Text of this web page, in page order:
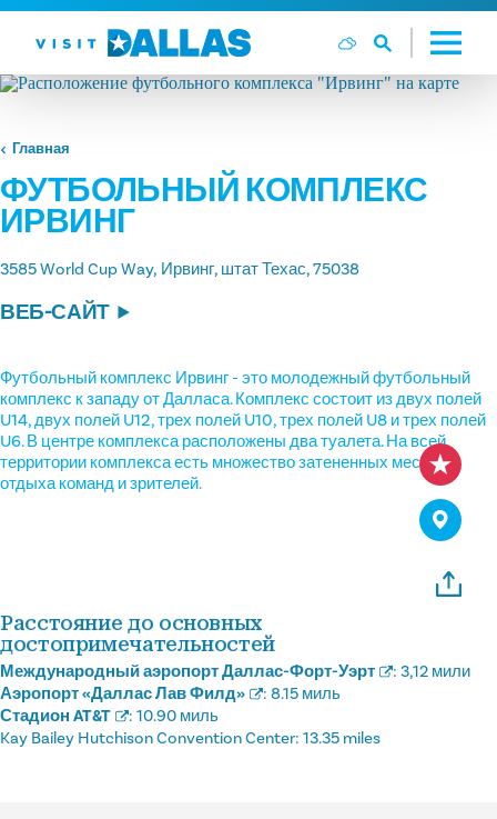
Перейти к содержанию
Главная
ФУТБОЛЬНЫЙ КОМПЛЕКС
ИРВИНГ
3585 World Cup Way Ирвинг, штат Техас, 75038
ВЕБ-САЙТ
Футбольный комплекс Ирвинг - это молодежный футбольный
комплекс к западу от Далласа. Комплекс состоит из двух полей
U14, двух полей U12, трех полей U10, трех полей U8 и трех полей
U6. В центре комплекса расположены два туалета. На всей
территории комплекса есть множество затененных мест для
отдыха команд и зрителей.
Расстояние до основных
достопримечательностей
Международный аэропорт Даллас-Форт-Уэрт : 3,12 мили
Аэропорт «Даллас Лав Филд»
: 8.15 миль
Стадион AT&T
: 10.90 миль
Kay Bailey Hutchison Convention Center: 13.35 miles